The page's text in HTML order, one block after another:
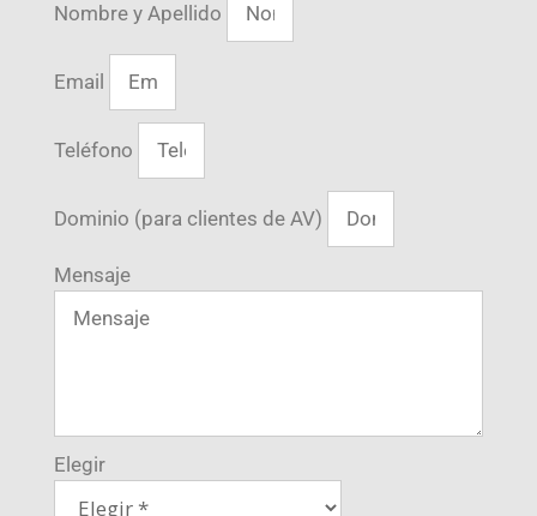
Nombre y Apellido
Email
Teléfono
Dominio (para clientes de AV)
Mensaje
Elegir